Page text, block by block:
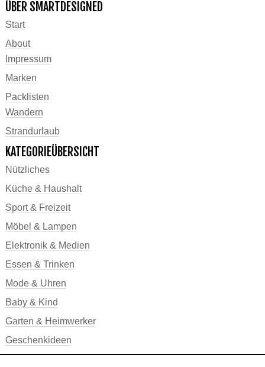
ÜBER SMARTDESIGNED
Start
About
Impressum
Marken
Packlisten
Wandern
Strandurlaub
KATEGORIEÜBERSICHT
Nützliches
Küche & Haushalt
Sport & Freizeit
Möbel & Lampen
Elektronik & Medien
Essen & Trinken
Mode & Uhren
Baby & Kind
Garten & Heimwerker
Geschenkideen